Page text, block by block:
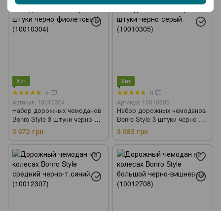
Хит
9
Артикул: 10010304
Набор дорожных чемоданов
Bonro Style 3 штуки черно-
фиолетовый (10010304)
3 072 грн
Хит
8
Артикул: 10010305
Набор дорожных чемоданов
Bonro Style 3 штуки черно-
серый (10010305)
3 082 грн